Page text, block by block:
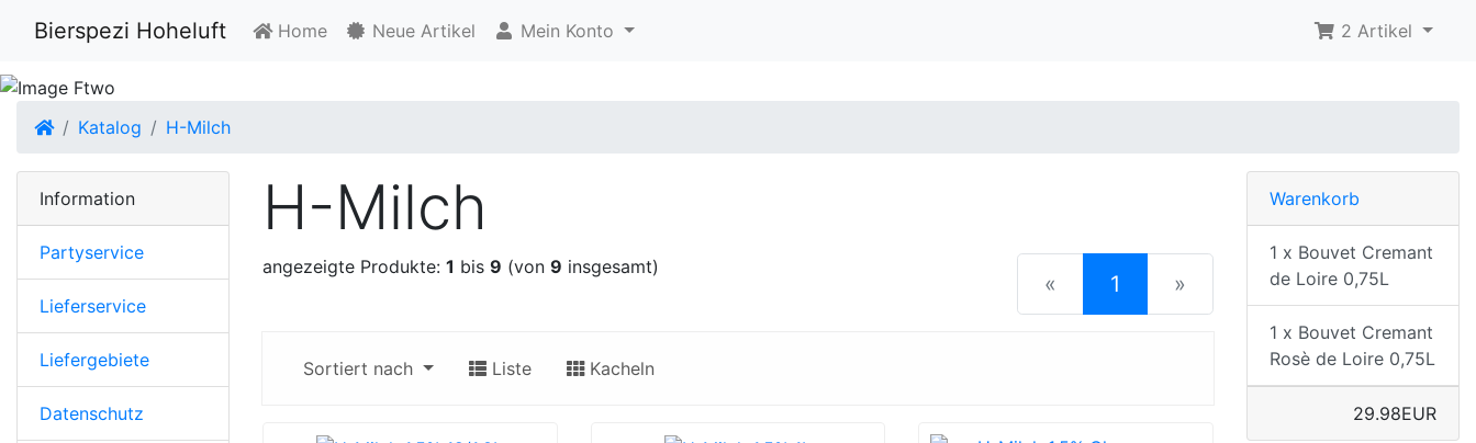
Bierspezi Hoheluft Home Neue Artikel Mein Konto 2 Artikel
Startseite
Katalog H-Milch
H-Milch
angezeigte Produkte: 1 bis 9 (von 9 insgesamt)
« 1 (current)
»
Sortiert nach Liste Kacheln
Information
Partyservice
Lieferservice
Liefergebiete
Datenschutz
Warenkorb
1 x Bouvet Cremant
de Loire 0,75L
1 x Bouvet Cremant
Rosè de Loire 0,75L
29.98EUR